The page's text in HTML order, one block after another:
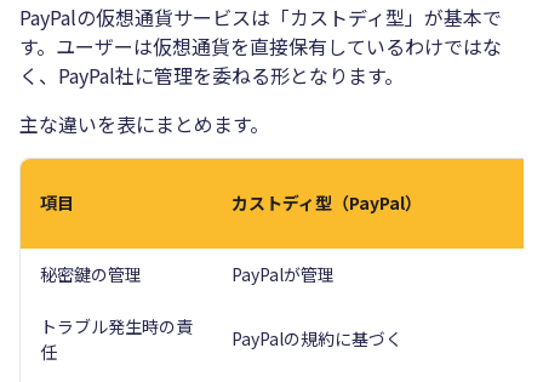
PayPalの仮想通貨サービスは「カストディ型」が基本で
す。ユーザーは仮想通貨を直接保有しているわけではな
く、PayPal社に管理を委ねる形となります。
主な違いを表にまとめます。
項目 カストディ型（PayPal）
秘密鍵の管理 PayPalが管理
トラブル発生時の責
任
PayPalの規約に基づく